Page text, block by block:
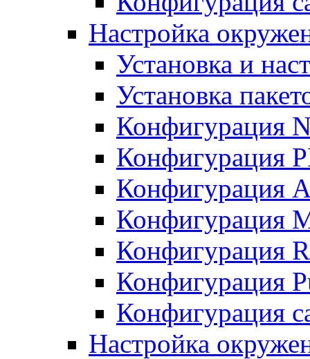
Настройка
Установка и
Установка
Конфигурация
Конфигурация
Конфигурация
Конфигурация
Конфигурация
Конфигурация
Конфигурация
Настройка